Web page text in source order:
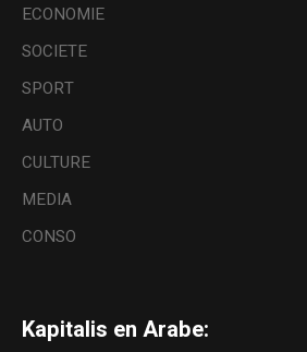
ECONOMIE
SOCIETE
SPORT
AUTO
CULTURE
MEDIA
CONSO
Kapitalis en Arabe: